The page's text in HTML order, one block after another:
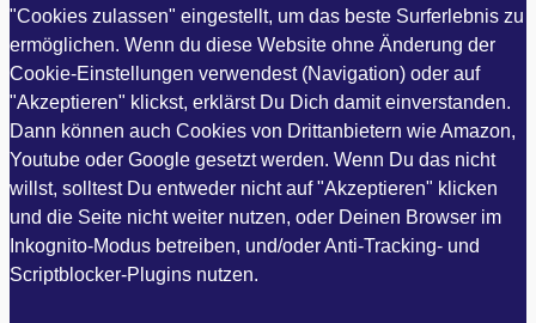
"Cookies zulassen" eingestellt, um das beste Surferlebnis zu
ermöglichen. Wenn du diese Website ohne Änderung der
Cookie-Einstellungen verwendest (Navigation) oder auf
"Akzeptieren" klickst, erklärst Du Dich damit einverstanden.
Dann können auch Cookies von Drittanbietern wie Amazon,
Youtube oder Google gesetzt werden. Wenn Du das nicht
willst, solltest Du entweder nicht auf "Akzeptieren" klicken
und die Seite nicht weiter nutzen, oder Deinen Browser im
Inkognito-Modus betreiben, und/oder Anti-Tracking- und
Scriptblocker-Plugins nutzen.